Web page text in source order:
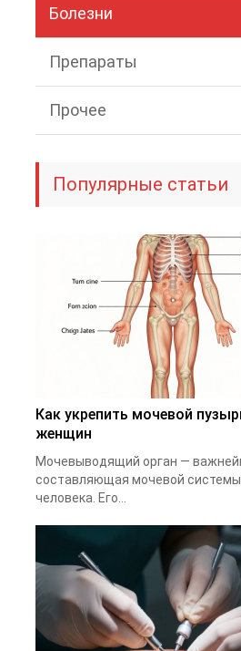
Болезни
Препараты
Прочее
Популярные статьи
Как укрепить мочевой
женщин
Мочевыводящий орган —
составляющая мочевой системы
человека. Его...